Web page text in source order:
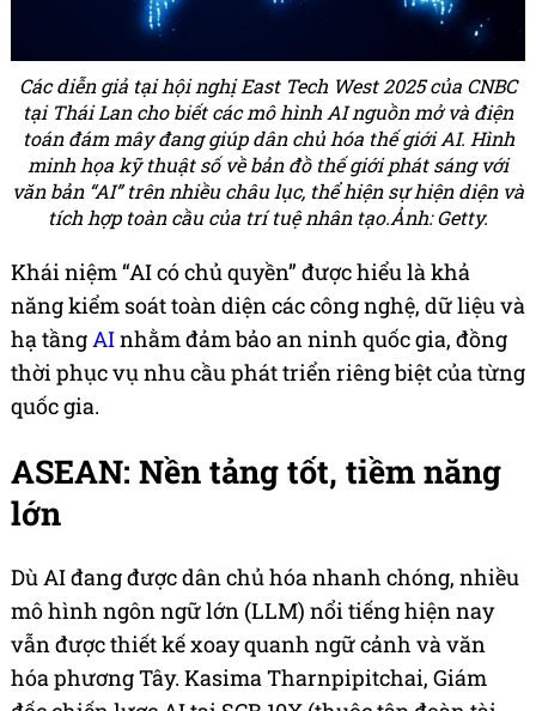
Các diễn giả tại hội nghị East Tech West 2025 của CNBC
tại Thái Lan cho biết các mô hình AI nguồn mở và điện
toán đám mây đang giúp dân chủ hóa thế giới AI. Hình
minh họa kỹ thuật số về bản đồ thế giới phát sáng với
văn bản “AI” trên nhiều châu lục, thể hiện sự hiện diện và
tích hợp toàn cầu của trí tuệ nhân tạo.Ảnh: Getty.
Khái niệm “AI có chủ quyền” được hiểu là khả
năng kiểm soát toàn diện các công nghệ, dữ liệu và
hạ tầngAInhằm đảm bảo an ninh quốc gia, đồng
thời phục vụ nhu cầu phát triển riêng biệt của từng
quốc gia.
ASEAN: Nền tảng tốt, tiềm năng
lớn
Dù AI đang được dân chủ hóa nhanh chóng, nhiều
mô hình ngôn ngữ lớn (LLM) nổi tiếng hiện nay
vẫn được thiết kế xoay quanh ngữ cảnh và văn
hóa phương Tây. Kasima Tharnpipitchai, Giám